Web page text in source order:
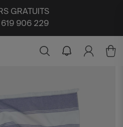
GRATUITS
906 229